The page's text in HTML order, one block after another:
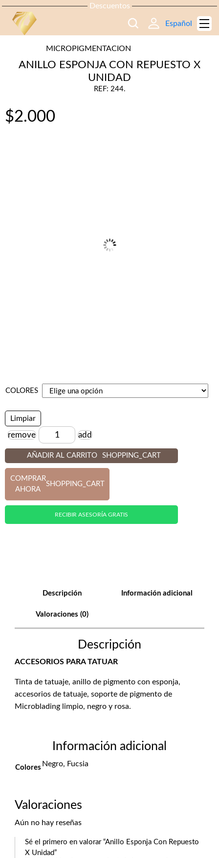
Descuentos
Español
MICROPIGMENTACION
ANILLO ESPONJA CON REPUESTO X
UNIDAD
REF: 244.
$2.000
COLORES
Limpiar
Cantidad
remove add
AÑADIR AL CARRITO SHOPPING_CART
COMPRAR
AHORA
SHOPPING_CART
RECIBIR ASESORÍA GRATIS
Descripción Información adicional
Valoraciones (0)
Descripción
ACCESORIOS PARA TATUAR
Tinta de tatuaje, anillo de pigmento con esponja,
accesorios de tatuaje, soporte de pigmento de
Microblading limpio, negro y rosa.
Información adicional
Colores Negro, Fucsia
Valoraciones
Aún no hay reseñas
Sé el primero en valorar “Anillo Esponja Con Repuesto
X Unidad”